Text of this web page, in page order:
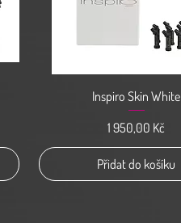
Rychlý náhled
Inspiro Skin White
Cena
1 950,00 Kč
Přidat do košíku